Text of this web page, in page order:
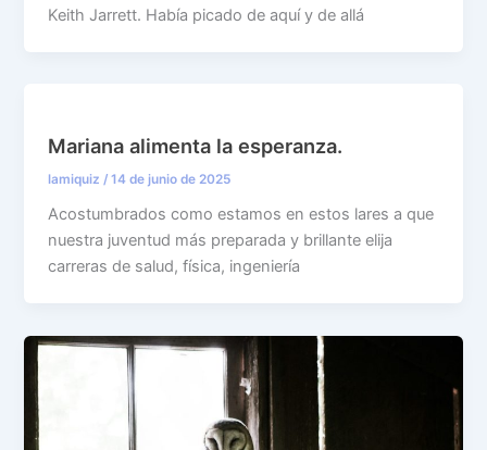
Keith Jarrett. Había picado de aquí y de allá
Mariana alimenta la esperanza.
lamiquiz /14 de junio de 2025
Acostumbrados como estamos en estos lares a que
nuestra juventud más preparada y brillante elija
carreras de salud, física, ingeniería